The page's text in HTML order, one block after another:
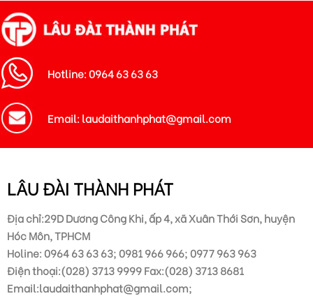
Hotline: 0964 63 63 63
Email: laudaithanhphat@gmail.com
LÂU ĐÀI THÀNH PHÁT
Địa chỉ:29D Dương Công Khi, ấp 4, xã Xuân Thới Sơn, huyện
Hóc Môn, TPHCM
Holine: 0964 63 63 63; 0981 966 966; 0977 963 963
Điện thoại:(028) 3713 9999 Fax:(028) 3713 8681
Email:laudaithanhphat@gmail.com;